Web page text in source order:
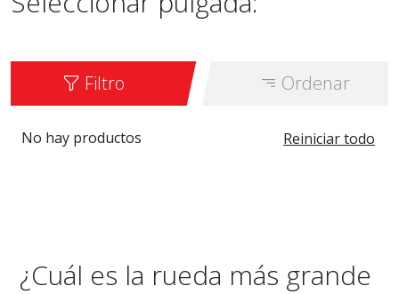
Filtro Ordenar
Reiniciar todo
No hay productos
¿Cuál es la rueda más grande